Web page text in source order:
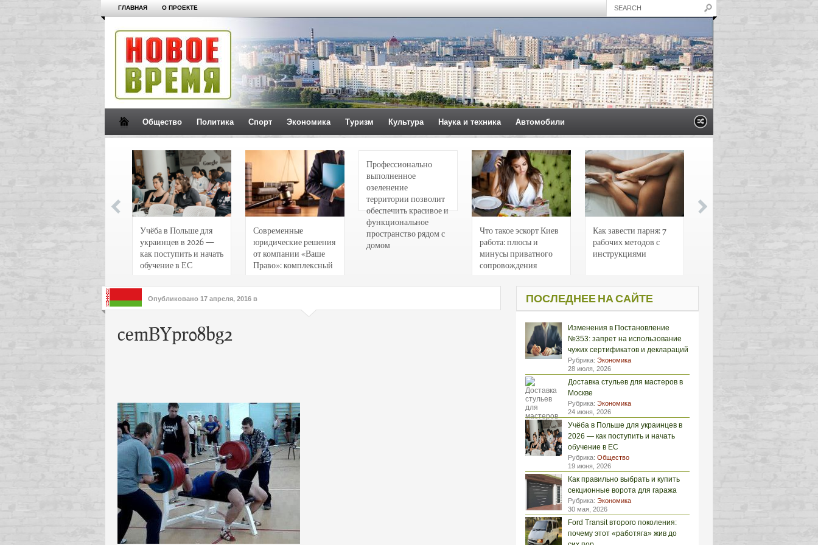
ГЛАВНАЯ О ПРОЕКТЕ
Общество Политика Спорт Экономика Туризм Культура Наука и техника Автомобили
Учёба в Польше для
украинцев в 2026 —
как поступить и начать
обучение в ЕС
Современные
юридические решения
от компании «Ваше
Право»: комплексный
интересов клиентов
Профессионально
выполненное
озеленение
территории позволит
обеспечить красивое и
функциональное
пространство рядом с
домом
Что такое эскорт Киев
работа: плюсы и
минусы приватного
сопровождения
Как завести парня: 7
рабочих методов с
инструкциями
Опубликовано 17 апреля, 2016 в
cemBYpr08bg2
ПОСЛЕДНЕЕ НА САЙТЕ
Изменения в Постановление
№353: запрет на использование
чужих сертификатов и деклараций
Рубрика: Экономика
28 июля, 2026
Доставка стульев для мастеров в
Москве
Рубрика: Экономика
24 июня, 2026
Учёба в Польше для украинцев в
2026 — как поступить и начать
обучение в ЕС
Рубрика: Общество
19 июня, 2026
Как правильно выбрать и купить
секционные ворота для гаража
Рубрика: Экономика
30 мая, 2026
Ford Transit второго поколения:
почему этот «работяга» жив до